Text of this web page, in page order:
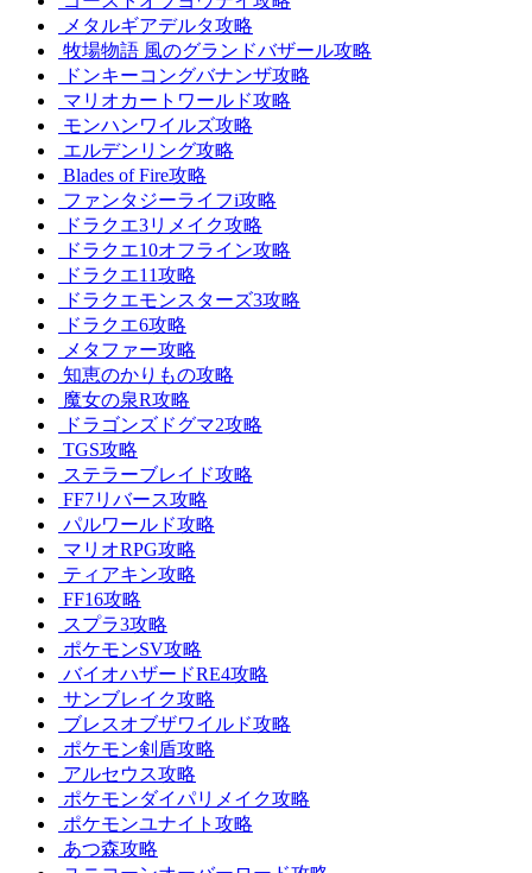
メタルギアデルタ攻略
牧場物語 風のグランドバザール攻略
ドンキーコングバナンザ攻略
マリオカートワールド攻略
モンハンワイルズ攻略
エルデンリング攻略
Blades of Fire攻略
ファンタジーライフi攻略
ドラクエ3リメイク攻略
ドラクエ10オフライン攻略
ドラクエ11攻略
ドラクエモンスターズ3攻略
ドラクエ6攻略
メタファー攻略
知恵のかりもの攻略
魔女の泉R攻略
ドラゴンズドグマ2攻略
TGS攻略
ステラーブレイド攻略
FF7リバース攻略
パルワールド攻略
マリオRPG攻略
ティアキン攻略
FF16攻略
スプラ3攻略
ポケモンSV攻略
バイオハザードRE4攻略
サンブレイク攻略
ブレスオブザワイルド攻略
ポケモン剣盾攻略
アルセウス攻略
ポケモンダイパリメイク攻略
ポケモンユナイト攻略
あつ森攻略